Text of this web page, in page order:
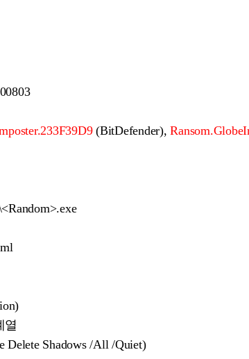
(BitDefender),
열
Shadows /All /Quiet)